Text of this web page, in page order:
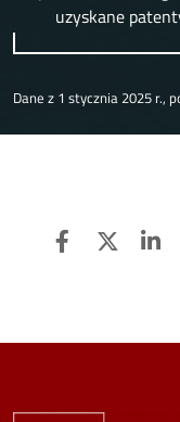
uzyskane
Dane z 1 stycznia 2025 r.,
Facebook
Twitter